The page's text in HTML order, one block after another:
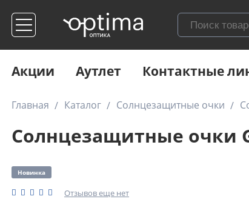
Акции Аутлет Контактные
Главная Каталог Солнцезащитные очки
Солнцезащитные очки
Новинка
Отзывов еще нет